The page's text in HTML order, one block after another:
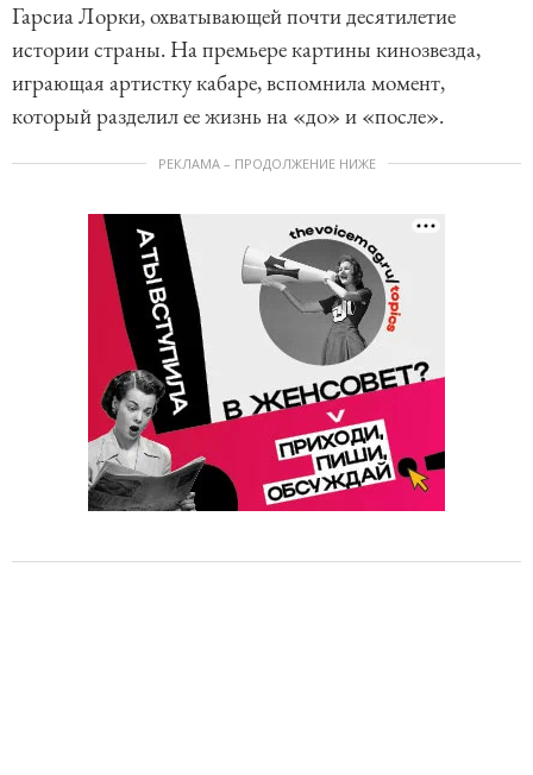
Гарсиа Лорки, охватывающей почти десятилетие
истории страны. На премьере картины кинозвезда,
играющая артистку кабаре, вспомнила момент,
который разделил ее жизнь на «до» и «после».
РЕКЛАМА – ПРОДОЛЖЕНИЕ НИЖЕ